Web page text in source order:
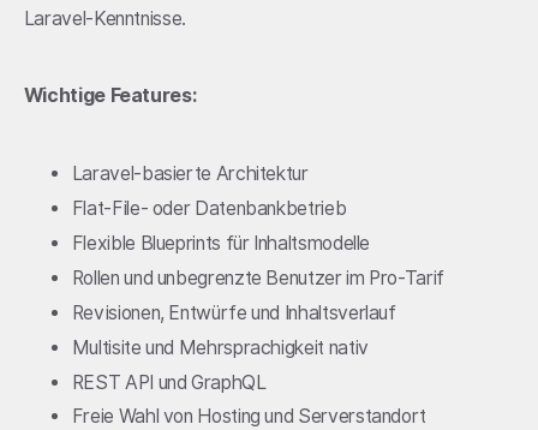
Laravel-Kenntnisse.
Wichtige Features:
Laravel-basierte Architektur
Flat-File- oder Datenbankbetrieb
Flexible Blueprints für Inhaltsmodelle
Rollen und unbegrenzte Benutzer im Pro-Tarif
Revisionen, Entwürfe und Inhaltsverlauf
Multisite und Mehrsprachigkeit nativ
REST API und GraphQL
Freie Wahl von Hosting und Serverstandort